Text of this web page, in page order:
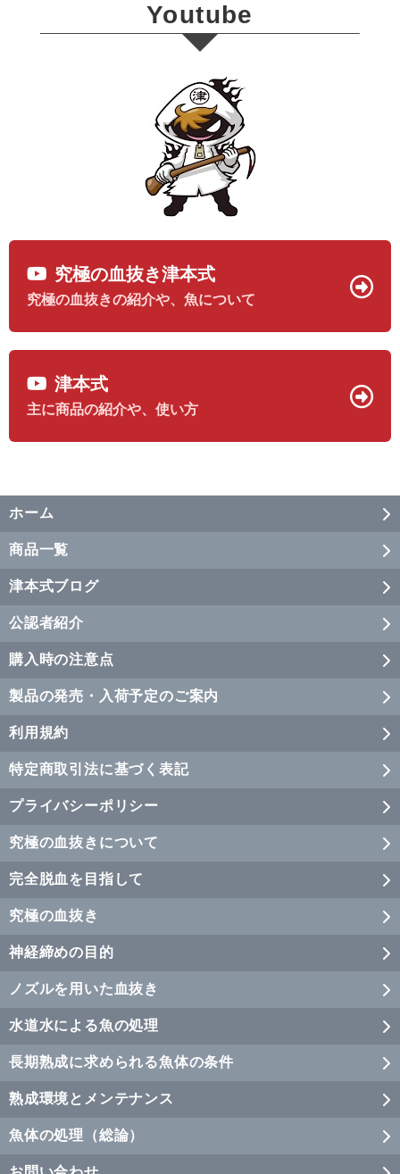
Youtube
究極の血抜き津本式
究極の血抜きの紹介や、魚について
津本式
主に商品の紹介や、使い方
ホーム
商品一覧
津本式ブログ
公認者紹介
購入時の注意点
製品の発売・入荷予定のご案内
利用規約
特定商取引法に基づく表記
プライバシーポリシー
究極の血抜きについて
完全脱血を目指して
究極の血抜き
神経締めの目的
ノズルを用いた血抜き
水道水による魚の処理
長期熟成に求められる魚体の条件
熟成環境とメンテナンス
魚体の処理（総論）